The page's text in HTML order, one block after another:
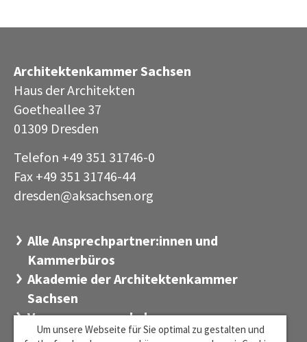
Architektenkammer Sachsen
Haus der Architekten
Goetheallee 37
01309 Dresden
Telefon +49 351 31746-0
Fax +49 351 31746-44
dresden@aksachsen·org
Alle Ansprechpartner:innen und
Kammerbüros
Akademie der Architektenkammer
Sachsen
Versorgungswerk der
Architektenkammer Sachsen
Um unsere Webseite für Sie optimal zu gestalten und